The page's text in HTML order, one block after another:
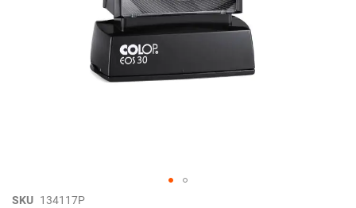
Přeskočit
SKU 134117P